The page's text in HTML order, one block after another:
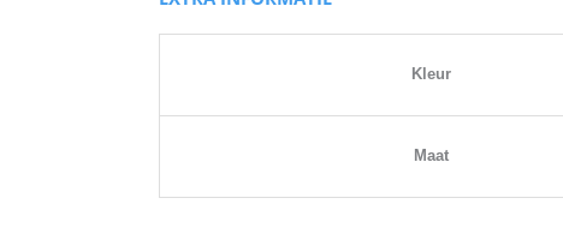
Kleur
Maat